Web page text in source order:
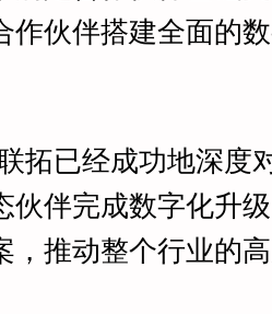
作伙伴搭建全面的
已经成功地深度
伙伴完成数字化升
，推动整个行业的